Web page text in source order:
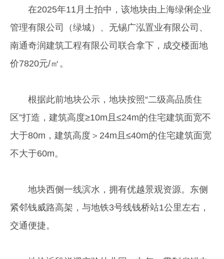
在2025年11月土拍中，该地块由上海绿俐企业
管理有限公司（绿城）、无锡广泓置业有限公司、
南通奇润建筑工程有限公司联合拿下，成交楼面地
价7820元/㎡。
根据此前地块公示，地块按照“二级高品质住
区”打造，建筑高度≥10m且≤24m的住宅建筑面宽不
大于80m，建筑高度＞24m且≤40m的住宅建筑面宽
不大于60m。
地块西侧一线滨水，拥有优越景观资源。东侧
紧邻钱威路高架，与地铁3号线钱桥站1公里左右，
交通便捷。